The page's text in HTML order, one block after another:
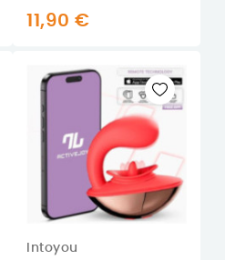
11,90 €
Intoyou